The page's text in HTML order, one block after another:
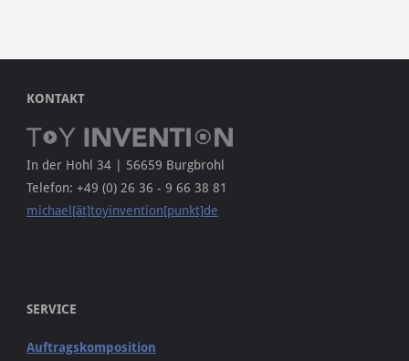
KONTAKT
In der Hohl 34 | 56659 Burgbrohl
Telefon: +49 (0) 26 36 - 9 66 38 81
michael[ät]toyinvention[punkt]de
SERVICE
Auftragskomposition